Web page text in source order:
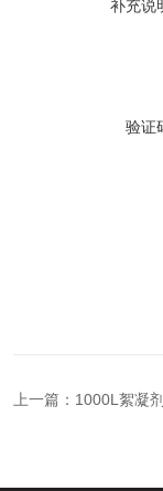
补充说
验证
上一篇： 1000L絮凝